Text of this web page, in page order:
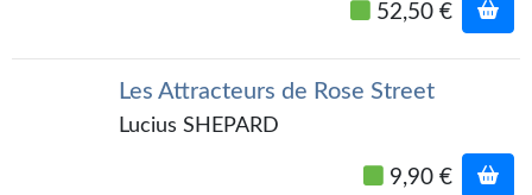
Soumettre un manuscrit
Support technique
52,50 €
Les Attracteurs de Rose Street
Lucius SHEPARD
9,90 €